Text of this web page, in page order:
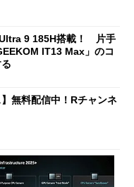
9 185H搭載！ 片手
IT13 Max」のコ
】無料配信中！Rチャンネ